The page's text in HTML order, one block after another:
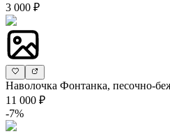
3 000 ₽
Наволочка Фонтанка, песочно-
11 000 ₽
-7%